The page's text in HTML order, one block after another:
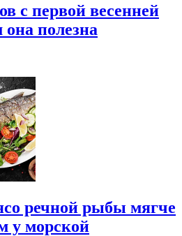
с первой весенней
полезна
речной рыбы мягче
у морской